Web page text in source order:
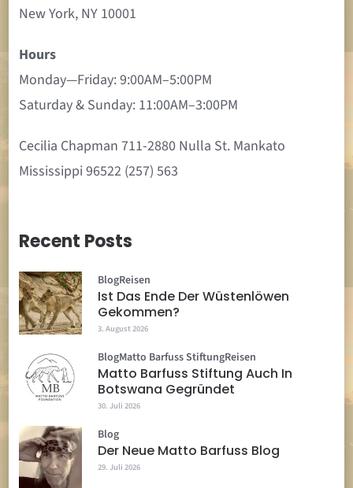
New York, NY 10001
Hours
Monday—Friday: 9:00AM–5:00PM
Saturday & Sunday: 11:00AM–3:00PM
Cecilia Chapman 711-2880 Nulla St. Mankato
Mississippi 96522 (257) 563
Recent Posts
BlogReisen
Ist Das Ende Der Wüstenlöwen
Gekommen?
3. August 2026
BlogMatto Barfuss StiftungReisen
Matto Barfuss Stiftung Auch In
Botswana Gegründet
30. Juli 2026
Blog
Der Neue Matto Barfuss Blog
29. Juli 2026